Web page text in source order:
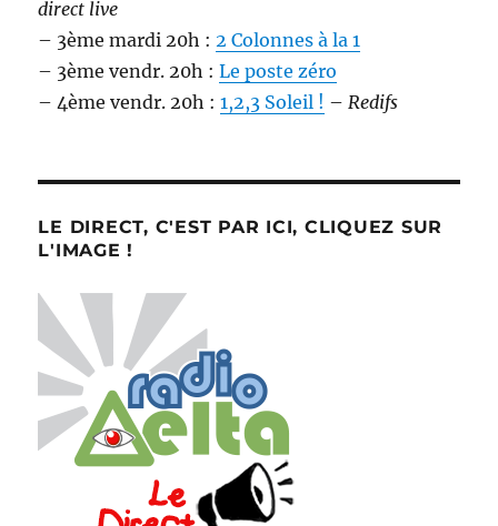
direct live
– 3ème mardi 20h : 2 Colonnes à la 1
– 3ème vendr. 20h :Le poste zéro
– 4ème vendr. 20h :1,2,3 Soleil ! – Redifs
LE DIRECT, C'EST PAR ICI, CLIQUEZ SUR
L'IMAGE !